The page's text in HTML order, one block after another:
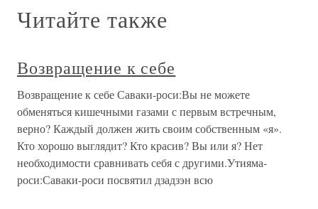
Читайте также
Возвращение к себе
Возвращение к себе Саваки-роси:Вы не можете
обменяться кишечными газами с первым встречным,
верно? Каждый должен жить своим собственным «я».
Кто хорошо выглядит? Кто красив? Вы или я? Нет
необходимости сравнивать себя с другими.Утияма-
роси:Саваки-роси посвятил дзадзэн всю